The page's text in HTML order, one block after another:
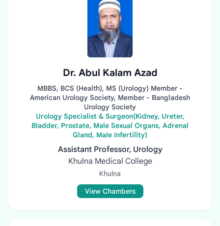
Dr. Abul Kalam Azad
MBBS, BCS (Health), MS (Urology) Member -
American Urology Society, Member - Bangladesh
Urology Society
Urology Specialist & Surgeon(Kidney, Ureter,
Bladder, Prostate, Male Sexual Organs, Adrenal
Gland, Male Infertility)
Assistant Professor, Urology
Khulna Medical College
Khulna
View Chambers